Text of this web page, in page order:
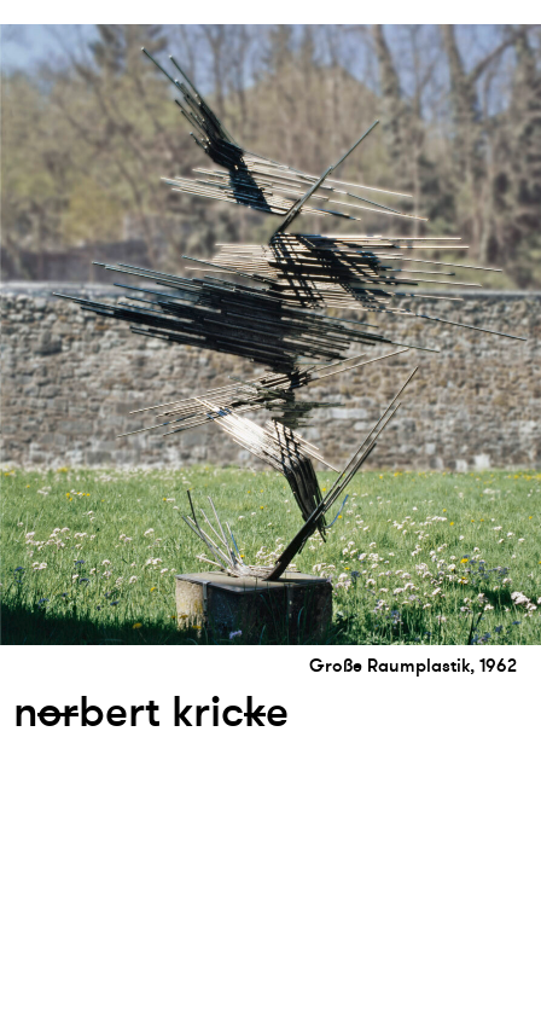
Große Raumplastik, 1962
norbert kricke